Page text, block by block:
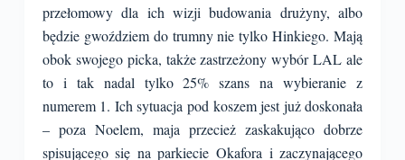
przełomowy dla ich wizji budowania drużyny, albo
będzie gwoździem do trumny nie tylko Hinkiego. Mają
obok swojego picka, także zastrzeżony wybór LAL ale
to i tak nadal tylko 25% szans na wybieranie z
numerem 1. Ich sytuacja pod koszem jest już doskonała
– poza Noelem, maja przecież zaskakująco dobrze
spisującego się na parkiecie Okafora i zaczynającego